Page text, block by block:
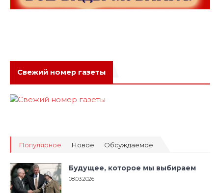
Свежий номер газеты
Популярное Новое Обсуждаемое
Будущее, которое мы выбираем
08.03.2026